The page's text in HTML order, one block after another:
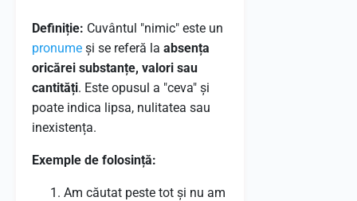
Definiție: Cuvântul "nimic" este un
pronume și se referă la absența
oricărei substanțe, valori sau
cantități. Este opusul a "ceva" și
poate indica lipsa, nulitatea sau
inexistența.
Exemple de folosință:
Am căutat peste tot și nu am